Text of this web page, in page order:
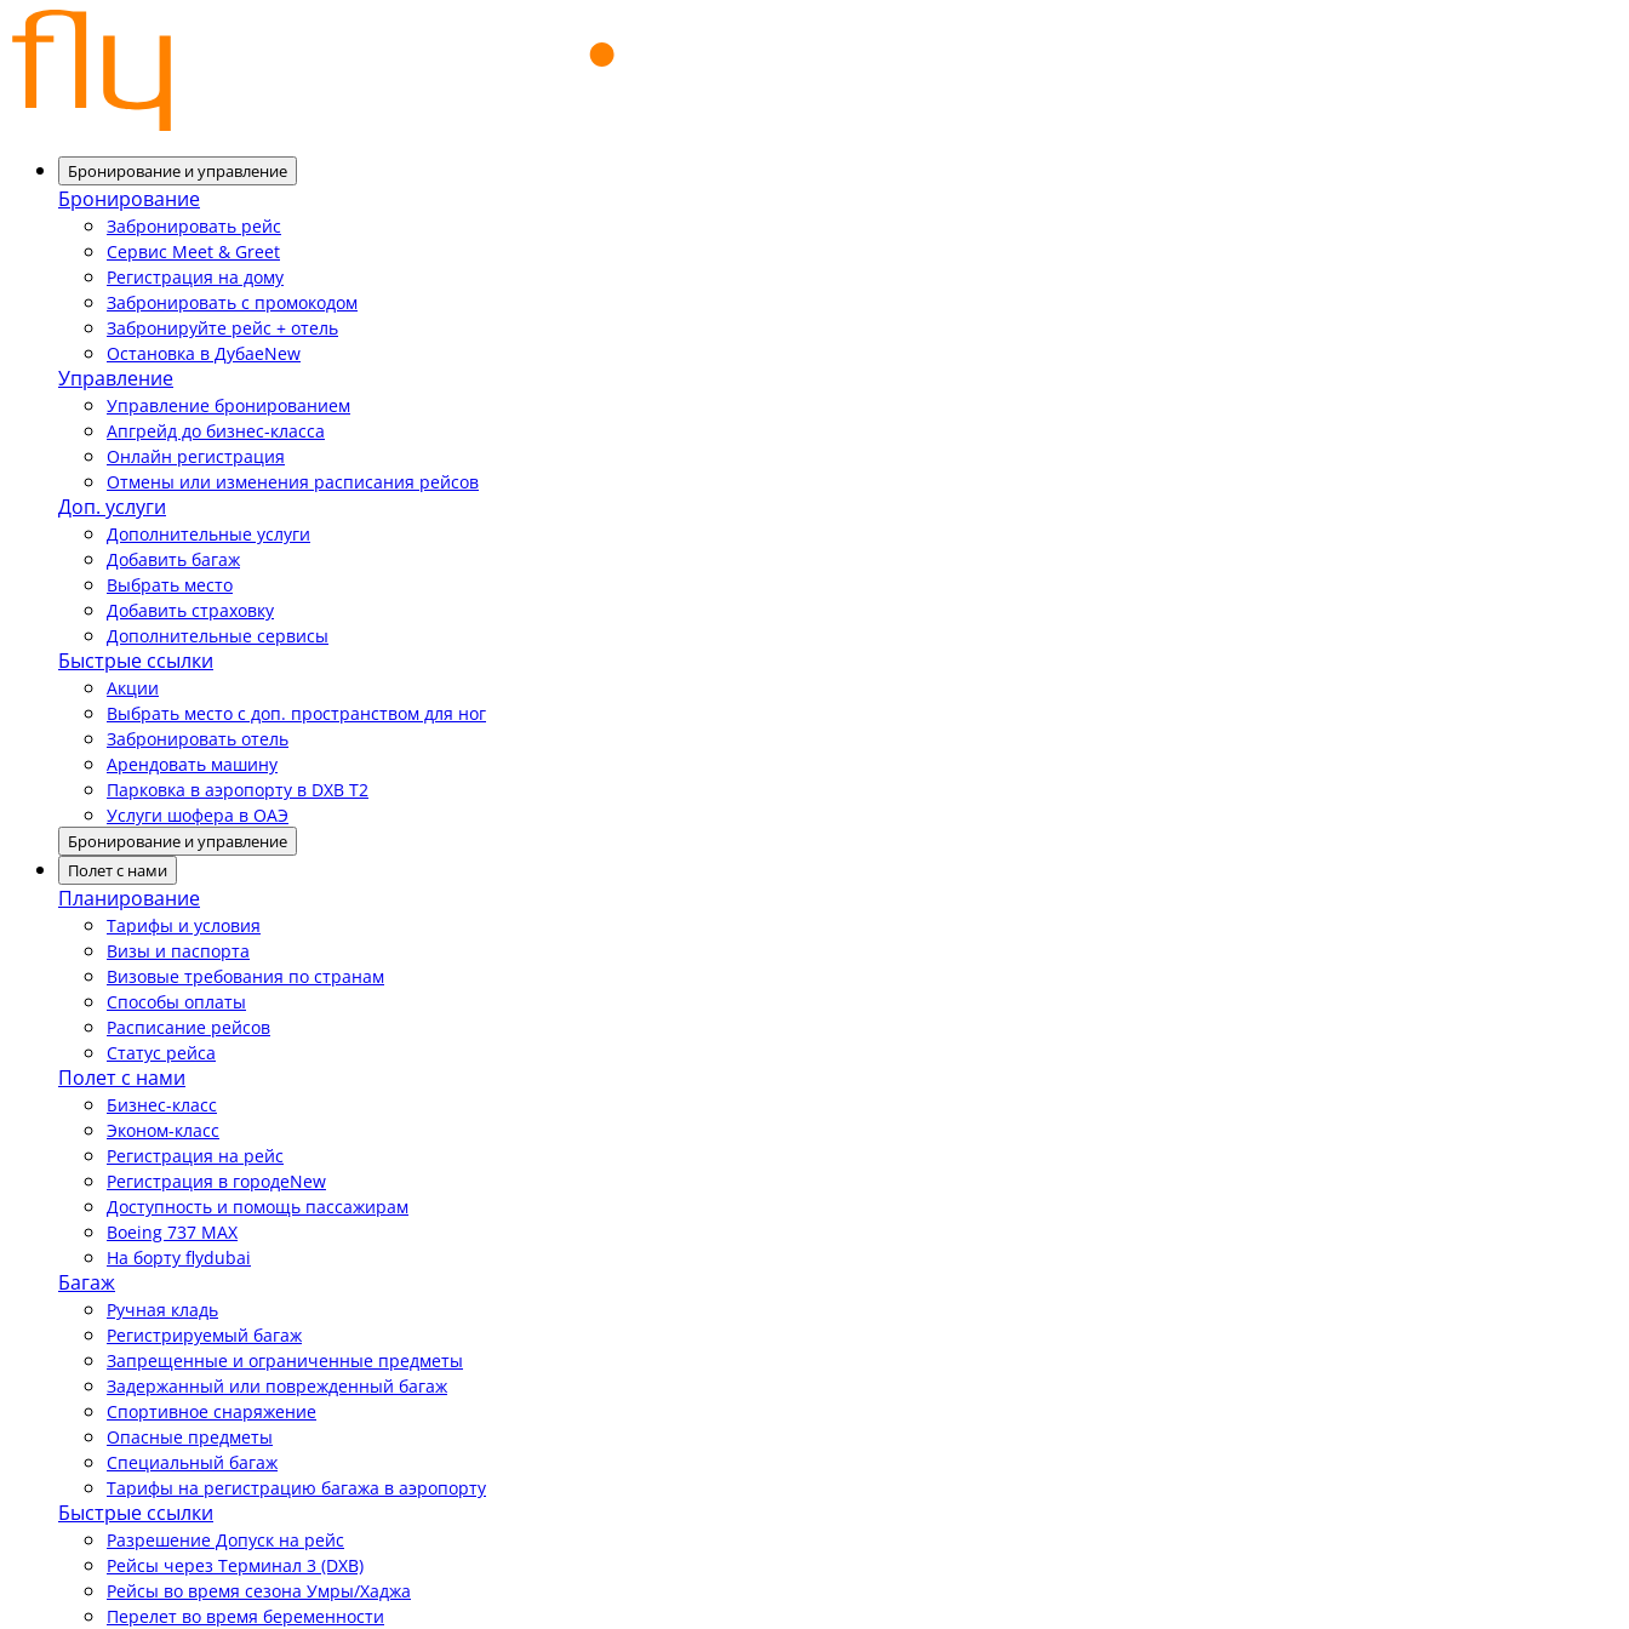
Бронирование и управление
Бронирование
Забронировать рейс
Сервис Meet & Greet
Регистрация на дому
Забронировать с промокодом
Забронируйте рейс + отель
Остановка в ДубаеNew
Управление
Управление бронированием
Апгрейд до бизнес-класса
Онлайн регистрация
Отмены или изменения расписания рейсов
Доп. услуги
Дополнительные услуги
Добавить багаж
Выбрать место
Добавить страховку
Дополнительные сервисы
Быстрые ссылки
Акции
Выбрать место с доп. пространством для ног
Забронировать отель
Арендовать машину
Парковка в аэропорту в DXB T2
Услуги шофера в ОАЭ
Бронирование и управление
Полет с нами
Планирование
Тарифы и условия
Визы и паспорта
Визовые требования по странам
Способы оплаты
Расписание рейсов
Статус рейса
Полет с нами
Бизнес-класс
Эконом-класс
Регистрация на рейс
Регистрация в городеNew
Доступность и помощь пассажирам
Boeing 737 MAX
На борту flydubai
Багаж
Ручная кладь
Регистрируемый багаж
Запрещенные и ограниченные предметы
Задержанный или поврежденный багаж
Спортивное снаряжение
Опасные предметы
Специальный багаж
Тарифы на регистрацию багажа в аэропорту
Быстрые ссылки
Разрешение Допуск на рейс
Рейсы через Терминал 3 (DXB)
Рейсы во время сезона Умры/Хаджа
Перелет во время беременности